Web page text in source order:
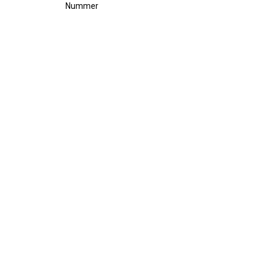
Nummer